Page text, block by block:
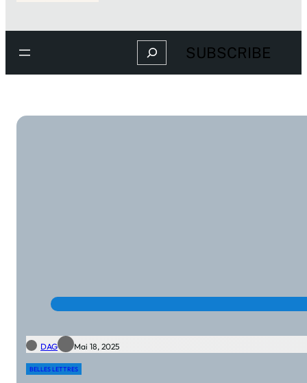
Search SUBSCRIBE
DAG Mai 18, 2025
BELLES LETTRES